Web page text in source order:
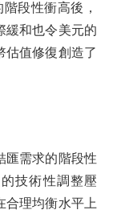
段性衝高後，
緩和也令美元的
估值修復創造了
需求的階段性
技術性調整壓
合理均衡水平上